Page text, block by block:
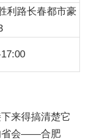
利路长春都市豪
来得搞清楚它
省会——合肥